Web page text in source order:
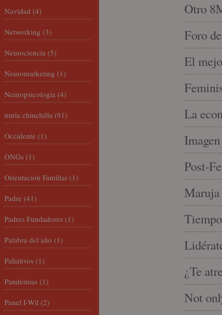
Otro
Foro
El
La
Post-
Maruja
¿Te
Not
Navidad (4)
Networking (3)
Neurociencia (5)
Neuromarketing (1)
Neuropsicología (4)
nuria chinchilla (91)
Occidente (1)
ONGs (1)
Orientación Familiar (1)
Padre (41)
Padres Fundadores (1)
Palabra del año (1)
Paliativos (1)
Pandemias (1)
Panel I-Wil (2)